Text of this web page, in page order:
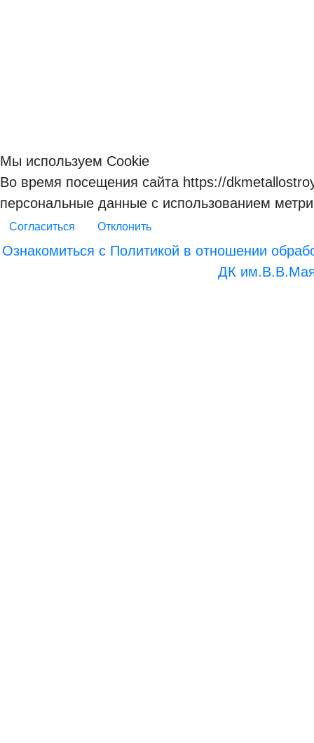
Мы используем Cookie
Во время посещения сайта https://
персональные данные с использованием
Согласиться Отклонить
Ознакомиться с Политикой в отношении
ДК